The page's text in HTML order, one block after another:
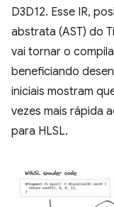
D3D12. Esse IR,
abstrata (AST) do
vai tornar o
beneficiando
iniciais mostram
vezes mais rápida
para HLSL.